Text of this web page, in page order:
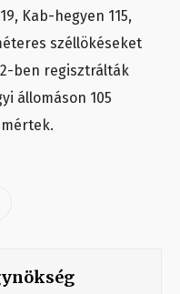
Kab-hegyen 115,
széllökéseket
ben regisztrálták
állomáson 105